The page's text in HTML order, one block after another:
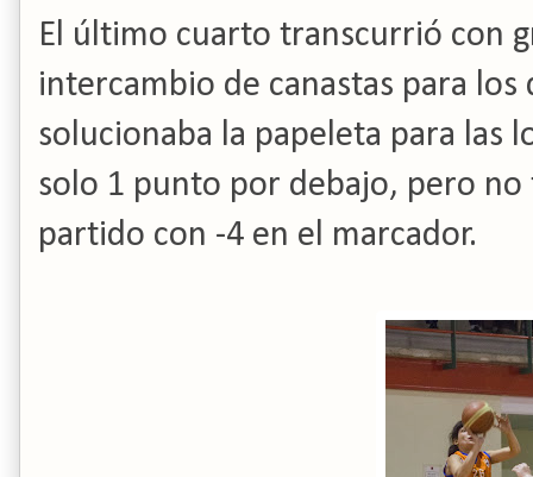
El último cuarto transcurrió con
intercambio de canastas para
solucionaba la papeleta para las
solo 1 punto por debajo, pero
partido con -4 en el marcador.